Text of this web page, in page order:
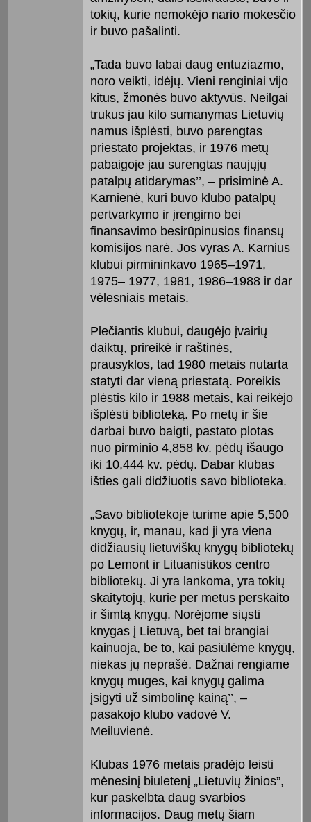
tokių, kurie nemokėjo nario mokesčio
ir buvo pašalinti.
„Tada buvo labai daug entuziazmo,
noro veikti, idėjų. Vieni renginiai vijo
kitus, žmonės buvo aktyvūs. Neilgai
trukus jau kilo sumanymas Lietuvių
namus išplėsti, buvo parengtas
priestato projektas, ir 1976 metų
pabaigoje jau surengtas naujųjų
patalpų atidarymas’’, – prisiminė A.
Karnienė, kuri buvo klubo patalpų
pertvarkymo ir įrengimo bei
finansavimo besirūpinusios finansų
komisijos narė. Jos vyras A. Karnius
klubui pirmininkavo 1965–1971,
1975– 1977, 1981, 1986–1988 ir dar
vėlesniais metais.
Plečiantis klubui, daugėjo įvairių
daiktų, prireikė ir raštinės,
prausyklos, tad 1980 metais nutarta
statyti dar vieną priestatą. Poreikis
plėstis kilo ir 1988 metais, kai reikėjo
išplėsti biblioteką. Po metų ir šie
darbai buvo baigti, pastato plotas
nuo pirminio 4,858 kv. pėdų išaugo
iki 10,444 kv. pėdų. Dabar klubas
išties gali didžiuotis savo biblioteka.
„Savo bibliotekoje turime apie 5,500
knygų, ir, manau, kad ji yra viena
didžiausių lietuviškų knygų bibliotekų
po Lemont ir Lituanistikos centro
bibliotekų. Ji yra lankoma, yra tokių
skaitytojų, kurie per metus perskaito
ir šimtą knygų. Norėjome siųsti
knygas į Lietuvą, bet tai brangiai
kainuoja, be to, kai pasiūlėme knygų,
niekas jų neprašė. Dažnai rengiame
knygų muges, kai knygų galima
įsigyti už simbolinę kainą’’, –
pasakojo klubo vadovė V.
Meiluvienė.
Klubas 1976 metais pradėjo leisti
mėnesinį biuletenį „Lietuvių žinios”,
kur paskelbta daug svarbios
informacijos. Daug metų šiam